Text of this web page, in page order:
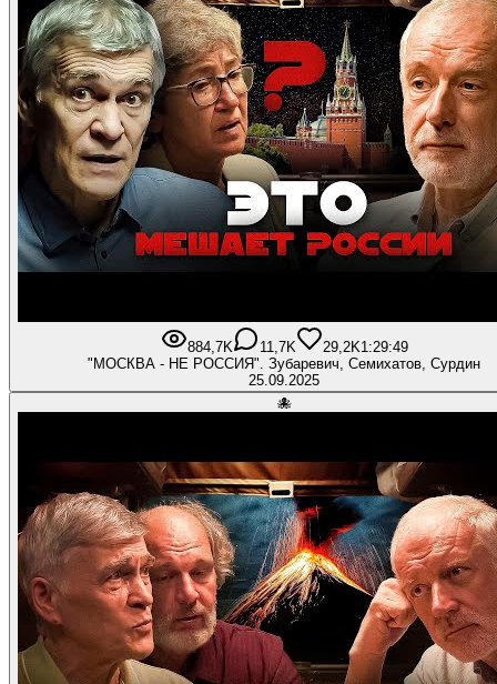
884,7K 11,7K 29,2K1:29:49
"МОСКВА - НЕ РОССИЯ". Зубаревич, Семихатов, Сурдин
25.09.2025
🐙